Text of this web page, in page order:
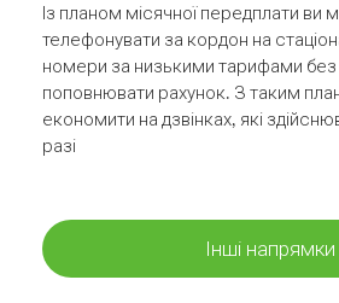
Із планом місячної передплати ви
телефонувати за кордон на
номери за низькими тарифами без
поповнювати рахунок. З таким
економити на дзвінках, які
разі
Інші напрямки